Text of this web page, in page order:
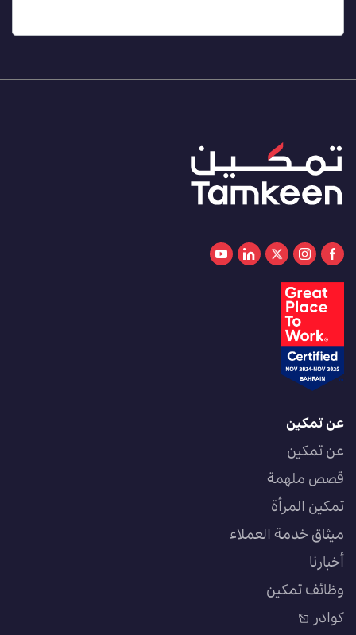
عن تمكين
عن تمكين
قصص ملهمة
تمكين المرأة
ميثاق خدمة العملاء
أخبارنا
وظائف تمكين
كوادر